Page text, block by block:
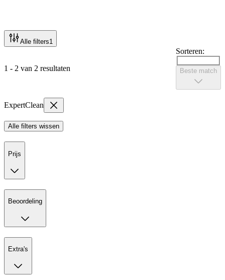
Alle filters1
1 - 2 van 2 resultaten
Sorteren:
Beste match
ExpertClean
Alle filters wissen
Prijs
Beoordeling
Extra's